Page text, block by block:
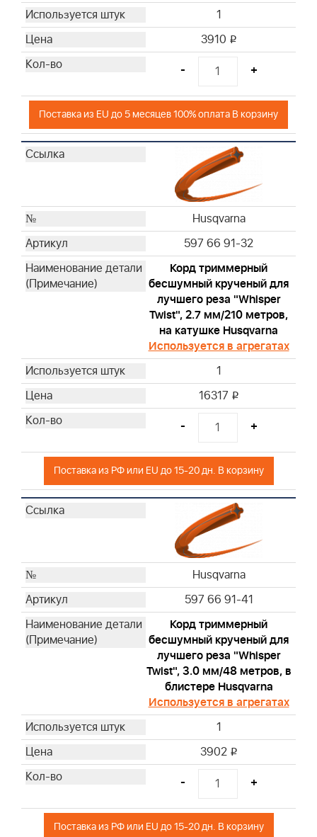
1
3910 i
- +
Поставка из EU до 5 месяцев 100% оплата В корзину
Husqvarna
597 66 91-32
Корд триммерный
бесшумный крученый для
лучшего реза "Whisper
Twist", 2.7 мм/210 метров,
на катушке Husqvarna
Используется в агрегатах
1
16317 i
- +
Поставка из РФ или EU до 15-20 дн. В корзину
Husqvarna
597 66 91-41
Корд триммерный
бесшумный крученый для
лучшего реза "Whisper
Twist", 3.0 мм/48 метров, в
блистере Husqvarna
Используется в агрегатах
1
3902 i
- +
Поставка из РФ или EU до 15-20 дн. В корзину